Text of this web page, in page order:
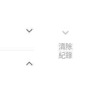
清除
紀錄